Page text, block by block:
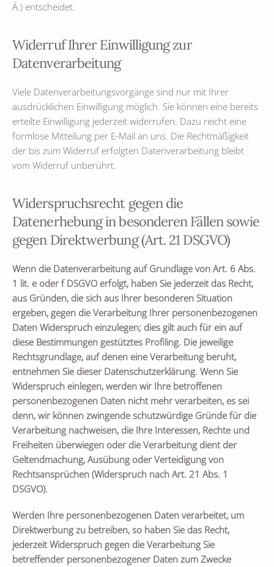
Ä.) entscheidet.
Widerruf Ihrer Einwilligung zur
Datenverarbeitung
Viele Datenverarbeitungsvorgänge sind nur mit Ihrer
ausdrücklichen Einwilligung möglich. Sie können eine bereits
erteilte Einwilligung jederzeit widerrufen. Dazu reicht eine
formlose Mitteilung per E-Mail an uns. Die Rechtmäßigkeit
der bis zum Widerruf erfolgten Datenverarbeitung bleibt
vom Widerruf unberührt.
Widerspruchsrecht gegen die
Datenerhebung in besonderen Fällen sowie
gegen Direktwerbung (Art. 21 DSGVO)
Wenn die Datenverarbeitung auf Grundlage von Art. 6 Abs.
1 lit. e oder f DSGVO erfolgt, haben Sie jederzeit das Recht,
aus Gründen, die sich aus Ihrer besonderen Situation
ergeben, gegen die Verarbeitung Ihrer personenbezogenen
Daten Widerspruch einzulegen; dies gilt auch für ein auf
diese Bestimmungen gestütztes Profiling. Die jeweilige
Rechtsgrundlage, auf denen eine Verarbeitung beruht,
entnehmen Sie dieser Datenschutzerklärung. Wenn Sie
Widerspruch einlegen, werden wir Ihre betroffenen
personenbezogenen Daten nicht mehr verarbeiten, es sei
denn, wir können zwingende schutzwürdige Gründe für die
Verarbeitung nachweisen, die Ihre Interessen, Rechte und
Freiheiten überwiegen oder die Verarbeitung dient der
Geltendmachung, Ausübung oder Verteidigung von
Rechtsansprüchen (Widerspruch nach Art. 21 Abs. 1
DSGVO).
Werden Ihre personenbezogenen Daten verarbeitet, um
Direktwerbung zu betreiben, so haben Sie das Recht,
jederzeit Widerspruch gegen die Verarbeitung Sie
betreffender personenbezogener Daten zum Zwecke